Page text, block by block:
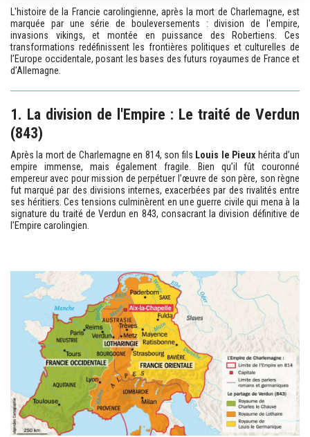
L'histoire de la Francie carolingienne, après la mort de Charlemagne, est
marquée par une série de bouleversements : division de l'empire,
invasions vikings, et montée en puissance des Robertiens. Ces
transformations redéfinissent les frontières politiques et culturelles de
l’Europe occidentale, posant les bases des futurs royaumes de France et
d’Allemagne.
1. La division de l'Empire : Le traité de Verdun
(843)
Après la mort de Charlemagne en 814, son fils Louis le Pieux hérita d’un
empire immense, mais également fragile. Bien qu’il fût couronné
empereur avec pour mission de perpétuer l’œuvre de son père, son règne
fut marqué par des divisions internes, exacerbées par des rivalités entre
ses héritiers. Ces tensions culminèrent en une guerre civile qui mena à la
signature du traité de Verdun en 843, consacrant la division définitive de
l’Empire carolingien.